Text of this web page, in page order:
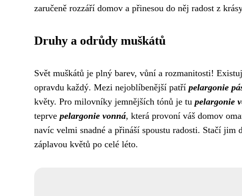
zaručeně rozzáří domov a přinesou do něj radost z
Druhy a odrůdy muškátů
Svět muškátů je plný barev, vůní a rozmanitosti!
opravdu každý. Mezi nejoblíbenější patří pelargonie
květy. Pro milovníky jemnějších tónů je tu pelargonie
teprve pelargonie vonná, která provoní váš domov
navíc velmi snadné a přináší spoustu radosti. Stačí jim
záplavou květů po celé léto.